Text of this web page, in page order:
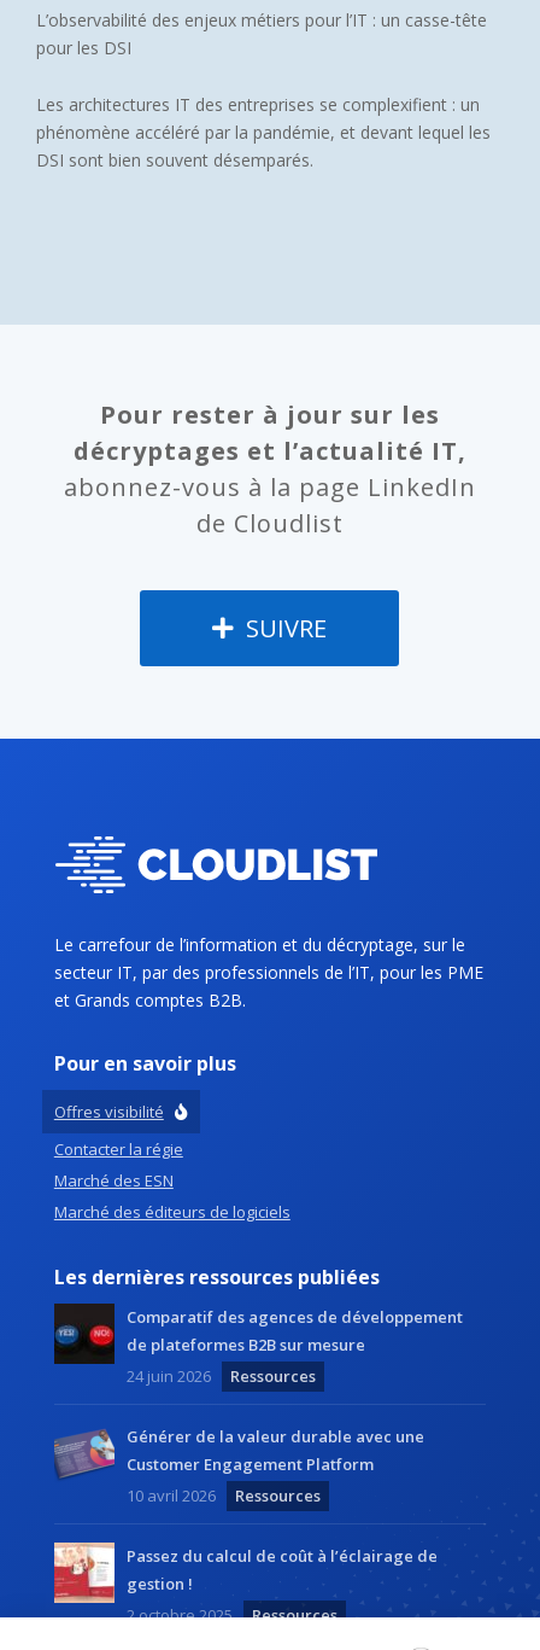
L’observabilité des enjeux métiers pour l’IT : un casse-tête
pour les DSI
Les architectures IT des entreprises se complexifient : un
phénomène accéléré par la pandémie, et devant lequel les
DSI sont bien souvent désemparés.
Pour rester à jour sur les
décryptages et l’actualité IT,
abonnez-vous à la page LinkedIn
de Cloudlist
SUIVRE
Le carrefour de l’information et du décryptage, sur le
secteur IT, par des professionnels de l’IT, pour les PME
et Grands comptes B2B.
Pour en savoir plus
Offres visibilité
Contacter la régie
Marché des ESN
Marché des éditeurs de logiciels
Les dernières ressources publiées
Comparatif des agences de développement
de plateformes B2B sur mesure
24 juin 2026
Ressources
Générer de la valeur durable avec une
Customer Engagement Platform
10 avril 2026
Ressources
Passez du calcul de coût à l’éclairage de
gestion !
2 octobre 2025
Ressources